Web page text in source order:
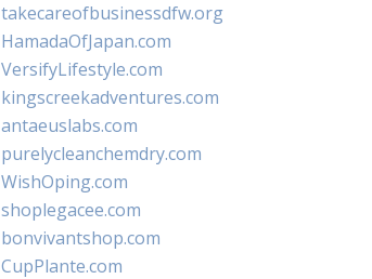
takecareofbusinessdfw.org
HamadaOfJapan.com
VersifyLifestyle.com
kingscreekadventures.com
antaeuslabs.com
purelycleanchemdry.com
WishOping.com
shoplegacee.com
bonvivantshop.com
CupPlante.com